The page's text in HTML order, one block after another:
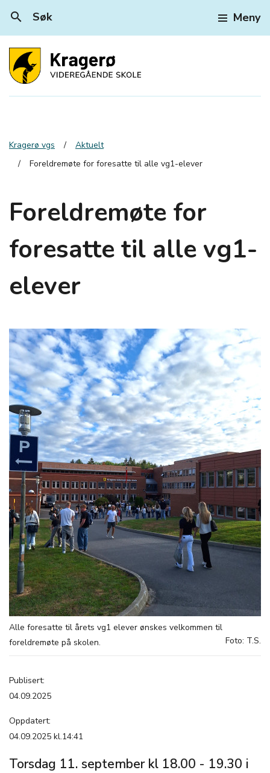
search Søk Meny
Kragerø vgs
Aktuelt
Foreldremøte for foresatte til alle vg1-elever
Foreldremøte for
foresatte til alle vg1-
elever
Alle foresatte til årets vg1 elever ønskes velkommen til
foreldremøte på skolen.
Foto: T.S.
Publisert:
04.09.2025
Oppdatert:
04.09.2025 kl.14:41
Torsdag 11. september kl 18.00 - 19.30 i